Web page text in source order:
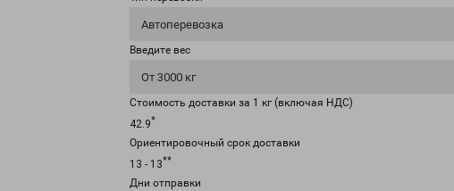
Автоперевозка
Введите вес
От 3000 кг
Стоимость доставки за 1 кг (включая НДС)
42.9*
Ориентировочный срок доставки
13 - 13**
Дни отправки